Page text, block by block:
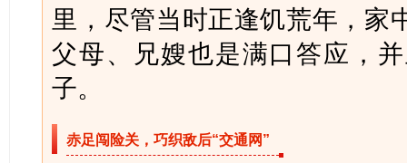
里，尽管当时正逢饥荒年，家
父母、兄嫂也是满口答应，
子。
赤足闯险关，巧织敌后“交通网”